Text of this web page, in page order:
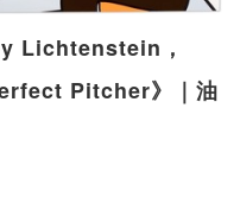
Lichtenstein，
Pitcher》｜油